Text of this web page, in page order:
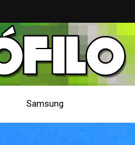
Samsung